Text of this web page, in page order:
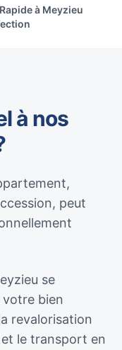
à Meyzieu
à nos
peut
se
bien
revalorisation
le transport en